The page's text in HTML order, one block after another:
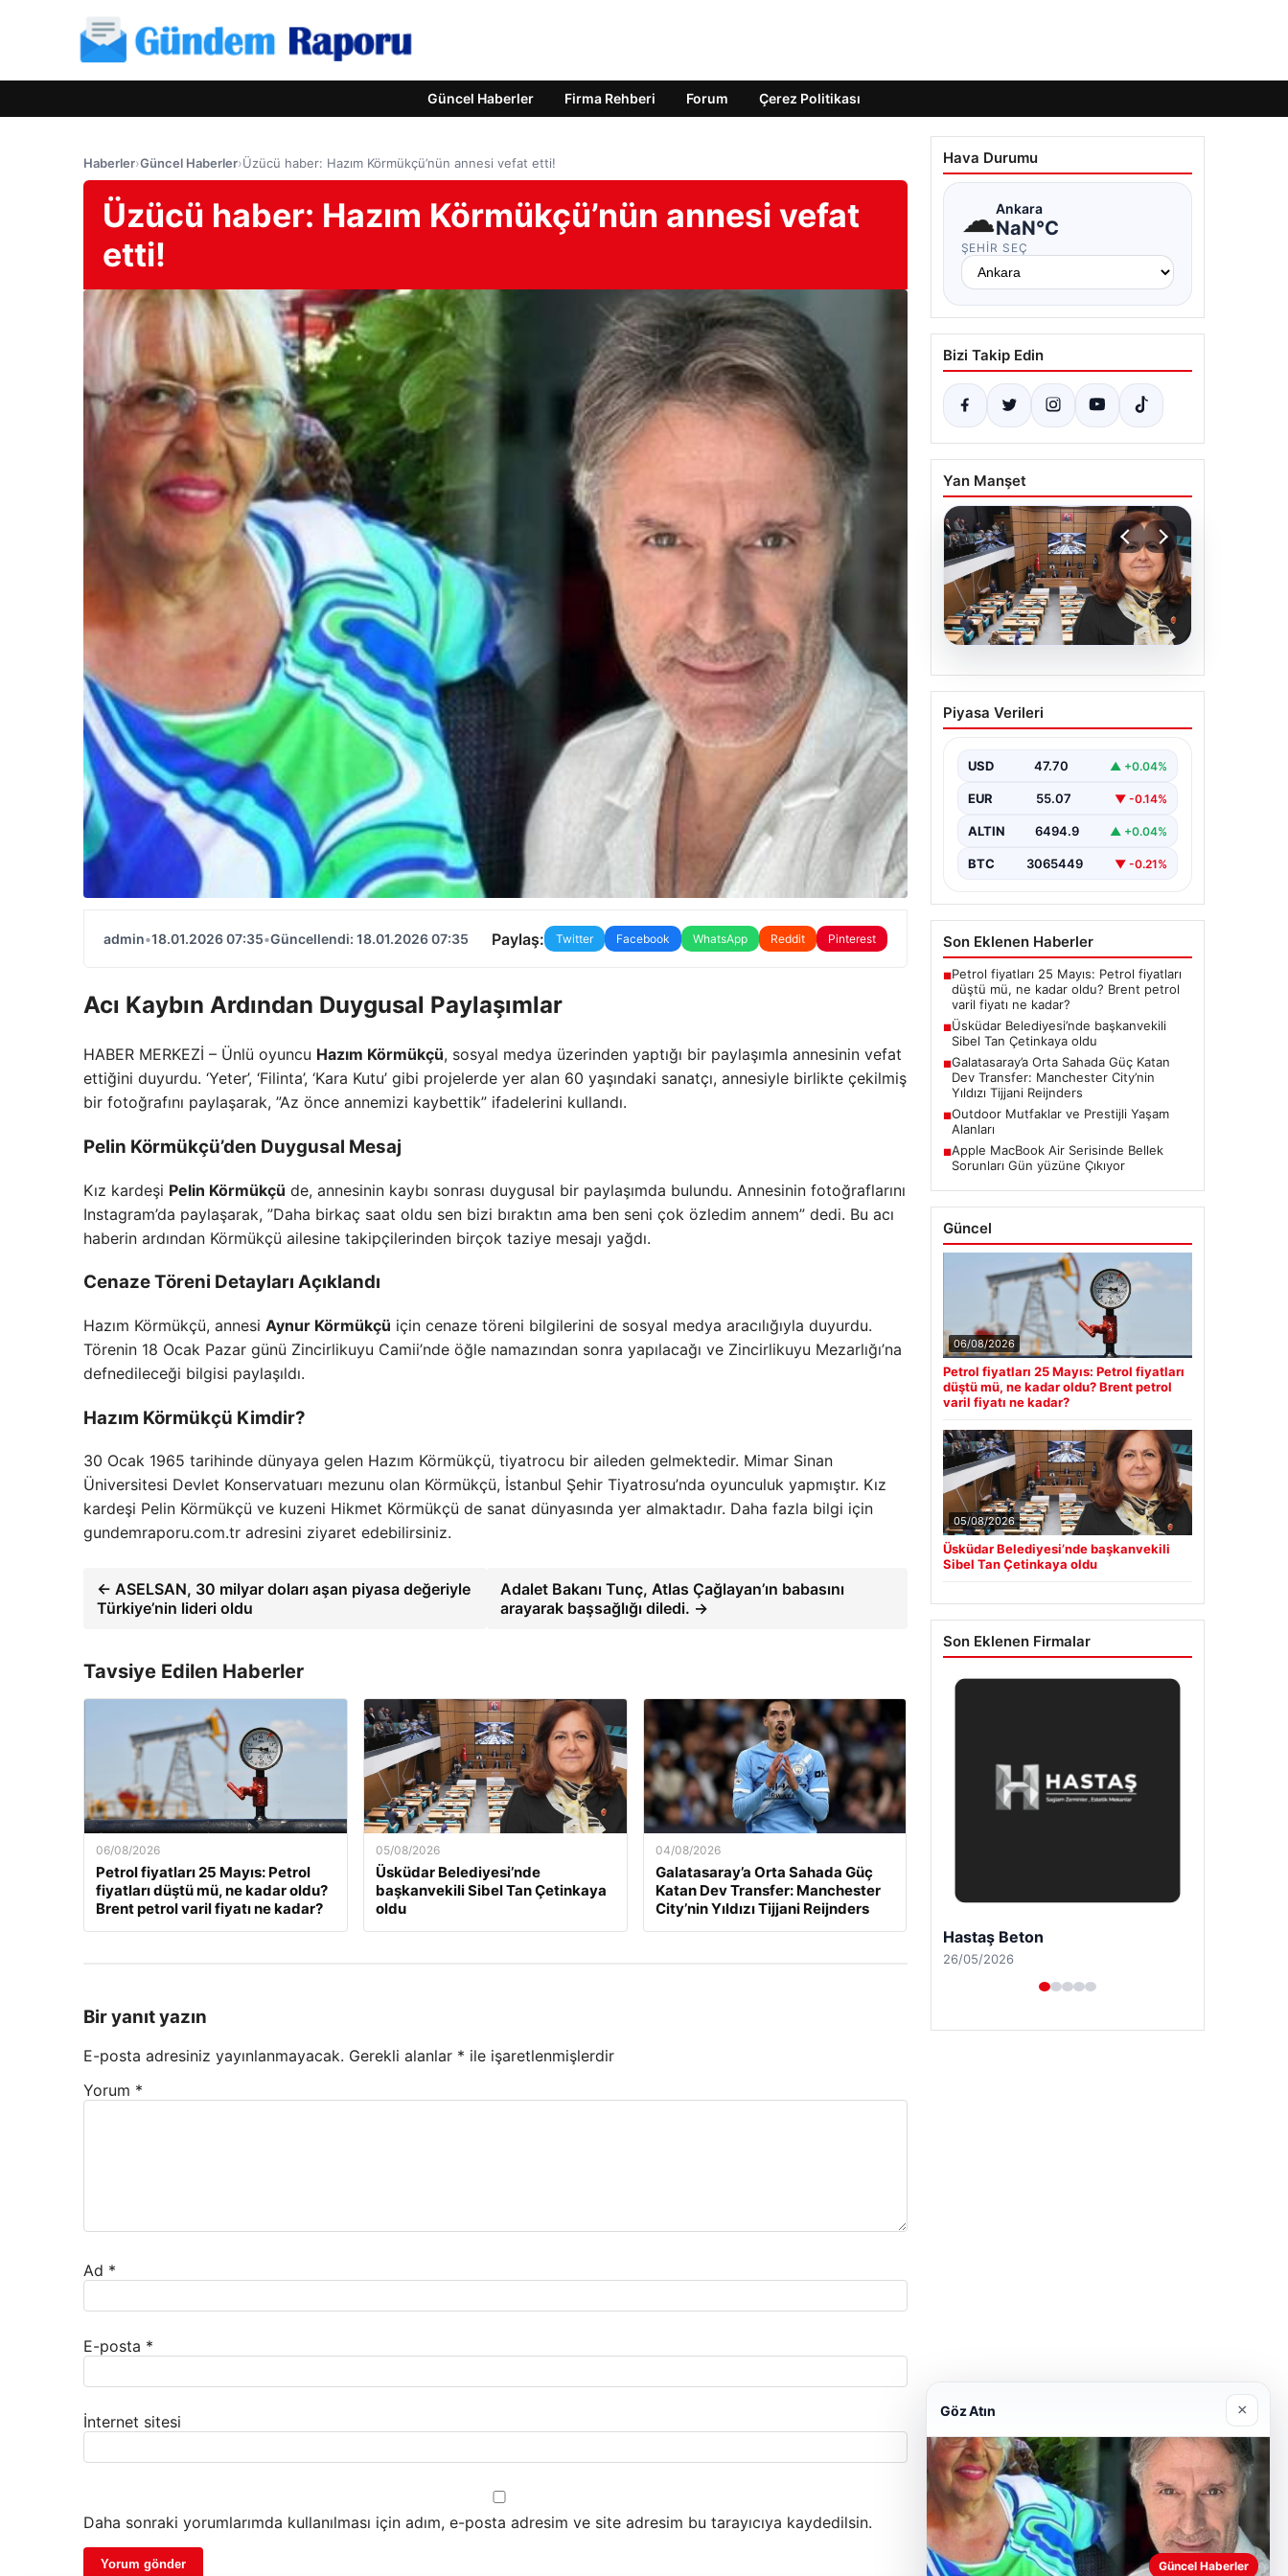
Güncel Haberler Firma Rehberi Forum Çerez Politikası
Haberler›Güncel Haberler›Üzücü haber: Hazım Körmükçü’nün annesi vefat etti!
Üzücü haber: Hazım Körmükçü’nün annesi vefat
etti!
admin•18.01.2026 07:35•Güncellendi: 18.01.2026 07:35 Paylaş: Twitter Facebook WhatsApp Reddit Pinterest
Acı Kaybın Ardından Duygusal Paylaşımlar
HABER MERKEZİ – Ünlü oyuncu Hazım Körmükçü, sosyal medya üzerinden yaptığı bir paylaşımla annesinin vefat
ettiğini duyurdu. ‘Yeter’, ‘Filinta’, ‘Kara Kutu’ gibi projelerde yer alan 60 yaşındaki sanatçı, annesiyle birlikte çekilmiş
bir fotoğrafını paylaşarak, ”Az önce annemizi kaybettik” ifadelerini kullandı.
Pelin Körmükçü’den Duygusal Mesaj
Kız kardeşi Pelin Körmükçü de, annesinin kaybı sonrası duygusal bir paylaşımda bulundu. Annesinin fotoğraflarını
Instagram’da paylaşarak, ”Daha birkaç saat oldu sen bizi bıraktın ama ben seni çok özledim annem” dedi. Bu acı
haberin ardından Körmükçü ailesine takipçilerinden birçok taziye mesajı yağdı.
Cenaze Töreni Detayları Açıklandı
Hazım Körmükçü, annesi Aynur Körmükçü için cenaze töreni bilgilerini de sosyal medya aracılığıyla duyurdu.
Törenin 18 Ocak Pazar günü Zincirlikuyu Camii’nde öğle namazından sonra yapılacağı ve Zincirlikuyu Mezarlığı’na
defnedileceği bilgisi paylaşıldı.
Hazım Körmükçü Kimdir?
30 Ocak 1965 tarihinde dünyaya gelen Hazım Körmükçü, tiyatrocu bir aileden gelmektedir. Mimar Sinan
Üniversitesi Devlet Konservatuarı mezunu olan Körmükçü, İstanbul Şehir Tiyatrosu’nda oyunculuk yapmıştır. Kız
kardeşi Pelin Körmükçü ve kuzeni Hikmet Körmükçü de sanat dünyasında yer almaktadır. Daha fazla bilgi için
gundemraporu.com.tr adresini ziyaret edebilirsiniz.
← ASELSAN, 30 milyar doları aşan piyasa değeriyle
Türkiye’nin lideri oldu
Adalet Bakanı Tunç, Atlas Çağlayan’ın babasını
arayarak başsağlığı diledi. →
Tavsiye Edilen Haberler
06/08/2026
Petrol fiyatları 25 Mayıs: Petrol
fiyatları düştü mü, ne kadar oldu?
Brent petrol varil fiyatı ne kadar?
05/08/2026
Üsküdar Belediyesi’nde
başkanvekili Sibel Tan Çetinkaya
oldu
04/08/2026
Galatasaray’a Orta Sahada Güç
Katan Dev Transfer: Manchester
City’nin Yıldızı Tijjani Reijnders
Bir yanıt yazın
E-posta adresiniz yayınlanmayacak. Gerekli alanlar * ile işaretlenmişlerdir
Yorum *
Ad *
E-posta *
İnternet sitesi
Daha sonraki yorumlarımda kullanılması için adım, e-posta adresim ve site adresim bu tarayıcıya kaydedilsin.
Hava Durumu
☁Ankara
NaN°C
ŞEHIR SEÇ
Bizi Takip Edin
Yan Manşet
05.08.2026
Üsküdar Belediyesi’nde
başkanvekili Sibel Tan
Piyasa Verileri
USD 47.70 ▲ +0.04%
EUR 55.07 ▼ -0.14%
ALTIN 6494.9 ▲ +0.04%
BTC 3065449 ▼ -0.21%
Son Eklenen Haberler
■Petrol fiyatları 25 Mayıs: Petrol fiyatları
düştü mü, ne kadar oldu? Brent petrol
varil fiyatı ne kadar?
■Üsküdar Belediyesi’nde başkanvekili
Sibel Tan Çetinkaya oldu
■Galatasaray’a Orta Sahada Güç Katan
Dev Transfer: Manchester City’nin
Yıldızı Tijjani Reijnders
■Outdoor Mutfaklar ve Prestijli Yaşam
Alanları
■Apple MacBook Air Serisinde Bellek
Sorunları Gün yüzüne Çıkıyor
Güncel
06/08/2026
Petrol fiyatları 25 Mayıs: Petrol fiyatları
düştü mü, ne kadar oldu? Brent petrol
varil fiyatı ne kadar?
05/08/2026
Üsküdar Belediyesi’nde başkanvekili
Sibel Tan Çetinkaya oldu
Son Eklenen Firmalar
Enes Kaplan Avukatlık Bürosu
28/04/2026
Göz Atın ×
Güncel Haberler